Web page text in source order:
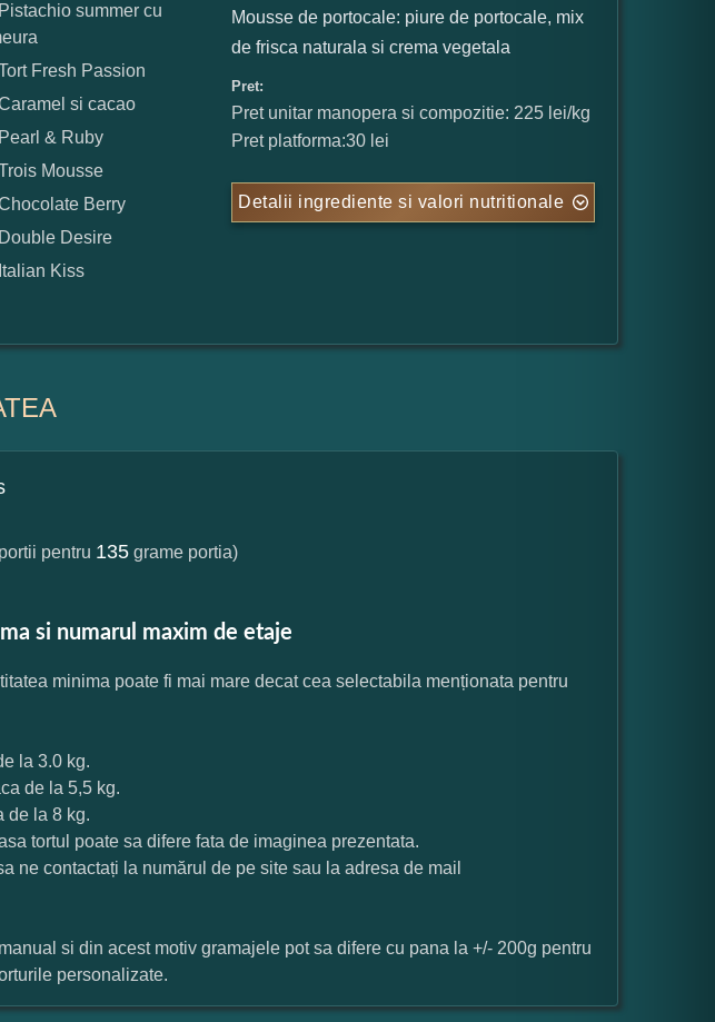
Pistachio summer cu
Fresh Passion
si cacao
Pearl & Ruby
Mousse
Berry
Double Desire
Italian Kiss
Mousse de portocale: piure de portocale, mix
de frisca naturala si crema vegetala
Pret:
Pret unitar manopera si compozitie: 225 lei/kg
Pret platforma:30 lei
Detalii ingrediente si valori nutritionale
portii pentru 135 grame portia)
si numarul maxim de etaje
minima poate fi mai mare decat cea selectabila menționata pentru
la 3.0 kg.
de la 5,5 kg.
de la 8 kg.
tortul poate sa difere fata de imaginea prezentata.
ne contactați la numărul de pe site sau la adresa de mail
si din acest motiv gramajele pot sa difere cu pana la +/- 200g pentru
personalizate.